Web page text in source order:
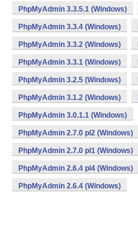
PhpMyAdmin 3.3.5.1 (Windows)
PhpMyAdmin 3.3.4 (Windows)
PhpMyAdmin 3.3.2 (Windows)
PhpMyAdmin 3.3.1 (Windows)
PhpMyAdmin 3.2.5 (Windows)
PhpMyAdmin 3.1.2 (Windows)
PhpMyAdmin 3.0.1.1 (Windows)
PhpMyAdmin 2.7.0 pl2 (Windows)
PhpMyAdmin 2.7.0 pl1 (Windows)
PhpMyAdmin 2.6.4 pl4 (Windows)
PhpMyAdmin 2.6.4 (Windows)